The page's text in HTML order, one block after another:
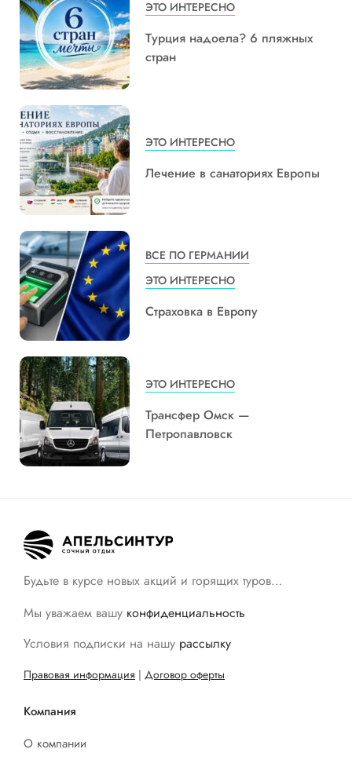
ЭТО ИНТЕРЕСНО
Турция надоела? 6 пляжных
стран
ЭТО ИНТЕРЕСНО
Лечение в санаториях Европы
ВСЕ ПО ГЕРМАНИИ
ЭТО ИНТЕРЕСНО
Страховка в Европу
ЭТО ИНТЕРЕСНО
Трансфер Омск —
Петропавловск
Будьте в курсе новых акций и горящих туров…
Мы уважаем вашу конфиденциальность
Условия подписки на нашу рассылку
Правовая информация | Договор оферты
Компания
О компании